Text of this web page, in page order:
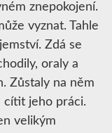
znepokojení.
vyznat. Tahle
Zdá se
oraly a
Zůstaly na něm
cítit jeho práci.
velikým